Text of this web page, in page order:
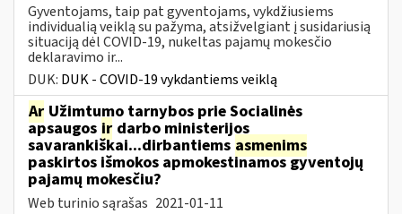
Gyventojams, taip pat gyventojams, vykdžiusiems
individualią veiklą su pažyma, atsižvelgiant į susidariusią
situaciją dėl COVID-19, nukeltas pajamų mokesčio
deklaravimo ir...
DUK: DUK - COVID-19 vykdantiems veiklą
Ar Užimtumo tarnybos prie Socialinės
apsaugos ir darbo ministerijos
savarankiškai...dirbantiems asmenims
paskirtos išmokos apmokestinamos gyventojų
pajamų mokesčiu?
Web turinio sąrašas 2021-01-11